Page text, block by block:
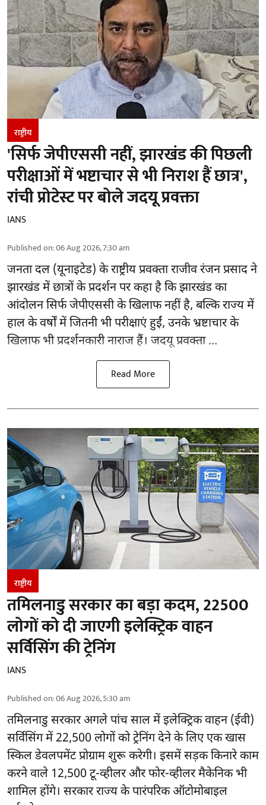
राष्ट्रीय
'सिर्फ जेपीएससी नहीं, झारखंड की पिछली
परीक्षाओं में भष्टाचार से भी निराश हैं छात्र',
रांची प्रोटेस्ट पर बोले जदयू प्रवक्ता
IANS
Published on:06 Aug 2026, 7:30 am
जनता दल (यूनाइटेड) के राष्ट्रीय प्रवक्ता राजीव रंजन प्रसाद ने
झारखंड में छात्रों के प्रदर्शन पर कहा है कि झारखंड का
आंदोलन सिर्फजेपीएससीके खिलाफ नहीं है, बल्कि राज्य में
हाल के वर्षों में जितनी भी परीक्षाएं हुईं, उनके भ्रष्टाचार के
खिलाफ भी प्रदर्शनकारी नाराज हैं। जदयू प्रवक्ता ...
Read More
राष्ट्रीय
तमिलनाडु सरकार का बड़ा कदम, 22500
लोगों को दी जाएगी इलेक्ट्रिक वाहन
सर्विसिंग की ट्रेनिंग
IANS
Published on:06 Aug 2026, 5:30 am
तमिलनाडु सरकारअगले पांच साल में इलेक्ट्रिक वाहन (ईवी)
सर्विसिंग में 22,500 लोगों को ट्रेनिंग देने के लिए एक खास
स्किल डेवलपमेंट प्रोग्राम शुरू करेगी। इसमें सड़क किनारे काम
करने वाले 12,500 टू-व्हीलर और फोर-व्हीलर मैकेनिक भी
शामिल होंगे। सरकार राज्य के पारंपरिक ऑटोमोबाइल